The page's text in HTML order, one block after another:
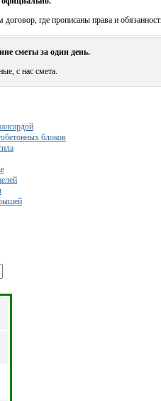
договор, где прописаны права и
сметы за один день.
с нас смета.
блоков